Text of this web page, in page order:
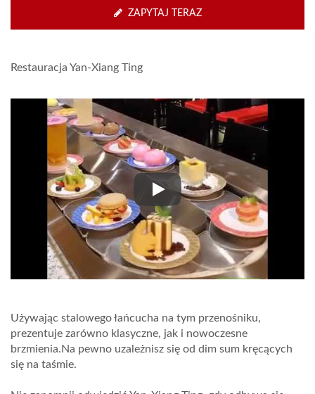
ZAPYTAJ TERAZ
Restauracja Yan-Xiang Ting
Restauracja Yan-Xiang Ting
Używając stalowego łańcucha na tym przenośniku,
prezentuje zarówno klasyczne, jak i nowoczesne
brzmienia.Na pewno uzależnisz się od dim sum kręcących
się na taśmie.